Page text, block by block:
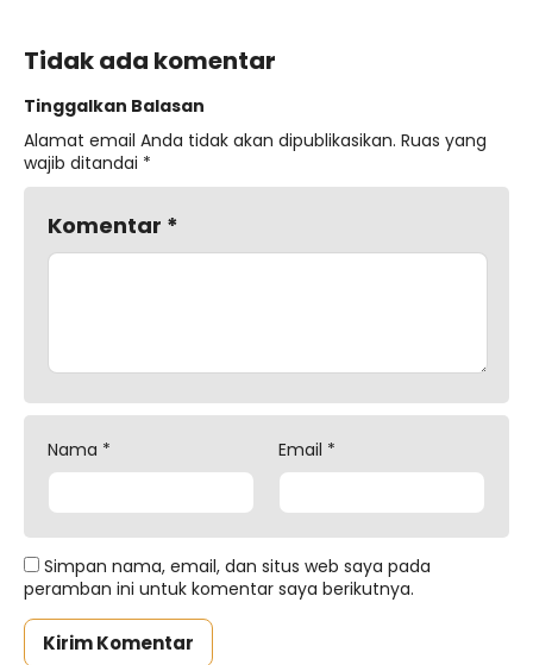
Tidak ada komentar
Tinggalkan Balasan
Alamat email Anda tidak akan dipublikasikan. Ruas yang
wajib ditandai *
Komentar *
Nama * Email *
Simpan nama, email, dan situs web saya pada
peramban ini untuk komentar saya berikutnya.